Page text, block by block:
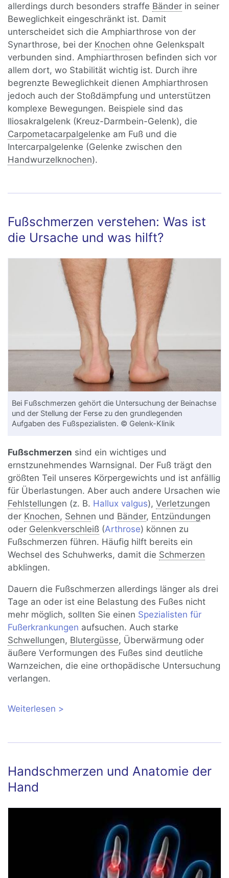
allerdings durch besonders straffe Bänder in seiner
Beweglichkeit eingeschränkt ist. Damit
unterscheidet sich die Amphiarthrose von der
Synarthrose, bei der Knochen ohne Gelenkspalt
verbunden sind. Amphiarthrosen befinden sich vor
allem dort, wo Stabilität wichtig ist. Durch ihre
begrenzte Beweglichkeit dienen Amphiarthrosen
jedoch auch der Stoßdämpfung und unterstützen
komplexe Bewegungen. Beispiele sind das
Iliosakralgelenk (Kreuz-Darmbein-Gelenk), die
Carpometacarpalgelenke am Fuß und die
Intercarpalgelenke (Gelenke zwischen den
Handwurzelknochen).
Fußschmerzen verstehen: Was ist
die Ursache und was hilft?
Bei Fußschmerzen gehört die Untersuchung der Beinachse
und der Stellung der Ferse zu den grundlegenden
Aufgaben des Fußspezialisten. © Gelenk-Klinik
Fußschmerzen sind ein wichtiges und
ernstzunehmendes Warnsignal. Der Fuß trägt den
größten Teil unseres Körpergewichts und ist anfällig
für Überlastungen. Aber auch andere Ursachen wie
Fehlstellungen (z. B. Hallux valgus),Verletzungen
der Knochen, Sehnen und Bänder, Entzündungen
oder Gelenkverschleiß (Arthrose) können zu
Fußschmerzen führen. Häufig hilft bereits ein
Wechsel des Schuhwerks, damit die Schmerzen
abklingen.
Dauern die Fußschmerzen allerdings länger als drei
Tage an oder ist eine Belastung des Fußes nicht
mehr möglich, sollten Sie einen Spezialisten für
Fußerkrankungen aufsuchen. Auch starke
Schwellungen, Blutergüsse, Überwärmung oder
äußere Verformungen des Fußes sind deutliche
Warnzeichen, die eine orthopädische Untersuchung
verlangen.
Weiterlesen über Fußschmerzen verstehen: Was ist
Handschmerzen und Anatomie der
Hand